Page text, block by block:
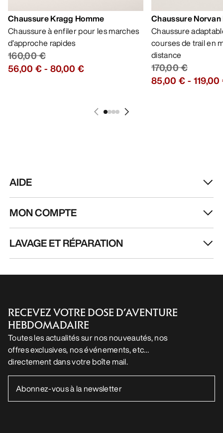
Chaussure Kragg Homme
Chaussure à enfiler pour les marches
d’approche rapides
160,00 €
56,00 €- 80,00 €
Chaussure
Chaussure
courses de trail en
distance
170,00 €
85,00 €-
AIDE
MON COMPTE
LAVAGE ET RÉPARATION
RECEVEZ VOTRE DOSE D’AVENTURE
HEBDOMADAIRE
Toutes les actualités sur nos nouveautés, nos
offres exclusives, nos événements, etc…
directement dans votre boîte mail.